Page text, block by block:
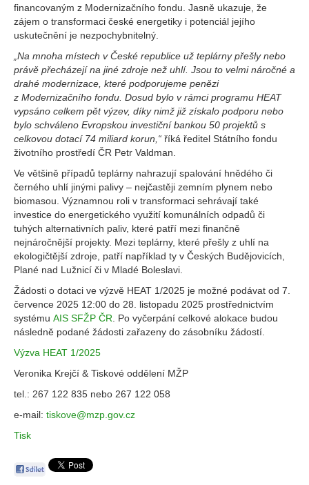
financovaným z Modernizačního fondu. Jasně ukazuje, že
zájem o transformaci české energetiky i potenciál jejího
uskutečnění je nezpochybnitelný.
„Na mnoha místech v České republice už teplárny přešly nebo
právě přecházejí na jiné zdroje než uhlí. Jsou to velmi náročné a
drahé modernizace, které podporujeme penězi
z Modernizačního fondu. Dosud bylo v rámci programu HEAT
vypsáno celkem pět výzev, díky nimž již získalo podporu nebo
bylo schváleno Evropskou investiční bankou 50 projektů s
celkovou dotací 74 miliard korun,“ říká ředitel Státního fondu
životního prostředí ČR Petr Valdman.
Ve většině případů teplárny nahrazují spalování hnědého či
černého uhlí jinými palivy – nejčastěji zemním plynem nebo
biomasou. Významnou roli v transformaci sehrávají také
investice do energetického využití komunálních odpadů či
tuhých alternativních paliv, které patří mezi finančně
nejnáročnější projekty. Mezi teplárny, které přešly z uhlí na
ekologičtější zdroje, patří například ty v Českých Budějovicích,
Plané nad Lužnicí či v Mladé Boleslavi.
Žádosti o dotaci ve výzvě HEAT 1/2025 je možné podávat od 7.
července 2025 12:00 do 28. listopadu 2025 prostřednictvím
systému AIS SFŽP ČR . Po vyčerpání celkové alokace budou
následně podané žádosti zařazeny do zásobníku žádostí.
Výzva HEAT 1/2025
Veronika Krejčí & Tiskové oddělení MŽP
tel.: 267 122 835 nebo 267 122 058
e-mail: tiskove@mzp.gov.cz
Tisk